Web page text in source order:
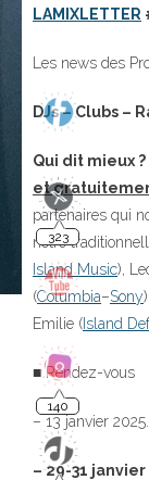
LAMIXLETTER
Les news des
DJs – Clubs –
Qui dit mieux ?
et
partenaires qui
notre
Island Music),
(Columbia–Sony),
Emilie (Island
■ Rendez-vous
– 13 janvier
– 29-31 janvier
323
140
10